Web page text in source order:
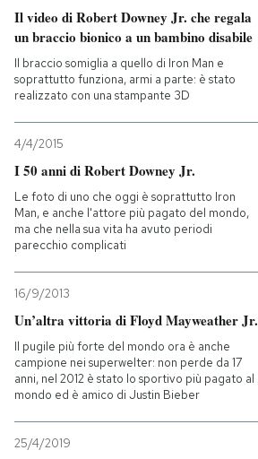
Il video di Robert Downey Jr. che regala
un braccio bionico a un bambino disabile
Il braccio somiglia a quello di Iron Man e
soprattutto funziona, armi a parte: è stato
realizzato con una stampante 3D
4/4/2015
I 50 anni di Robert Downey Jr.
Le foto di uno che oggi è soprattutto Iron
Man, e anche l'attore più pagato del mondo,
ma che nella sua vita ha avuto periodi
parecchio complicati
16/9/2013
Un’altra vittoria di Floyd Mayweather Jr.
Il pugile più forte del mondo ora è anche
campione nei superwelter: non perde da 17
anni, nel 2012 è stato lo sportivo più pagato al
mondo ed è amico di Justin Bieber
25/4/2019